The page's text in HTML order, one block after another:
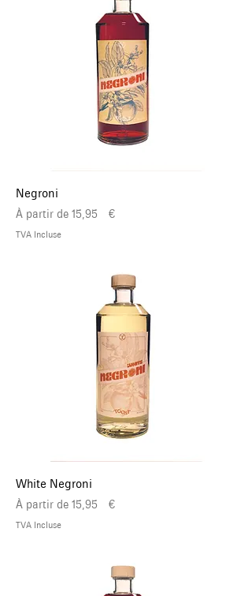
Negroni
À partir de 15,95 €
Prix promotionnel
TVA Incluse
White Negroni
À partir de 15,95 €
Prix promotionnel
TVA Incluse